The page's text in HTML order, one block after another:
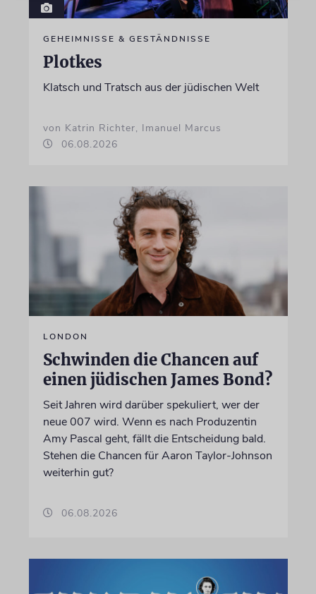
GEHEIMNISSE & GESTÄNDNISSE
Plotkes
Klatsch und Tratsch aus der jüdischen Welt
von Katrin Richter, Imanuel Marcus
06.08.2026
LONDON
Schwinden die Chancen auf
einen jüdischen James Bond?
Seit Jahren wird darüber spekuliert, wer der
neue 007 wird. Wenn es nach Produzentin
Amy Pascal geht, fällt die Entscheidung bald.
Stehen die Chancen für Aaron Taylor-Johnson
weiterhin gut?
06.08.2026